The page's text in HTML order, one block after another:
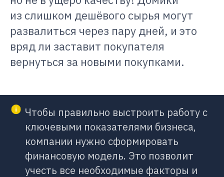
из слишком дешёвого сырья могут
развалиться через пару дней, и это
вряд ли заставит покупателя
вернуться за новыми покупками.
Чтобы правильно выстроить работу с
ключевыми показателями бизнеса,
компании нужно сформировать
финансовую модель. Это позволит
учесть все необходимые факторы и